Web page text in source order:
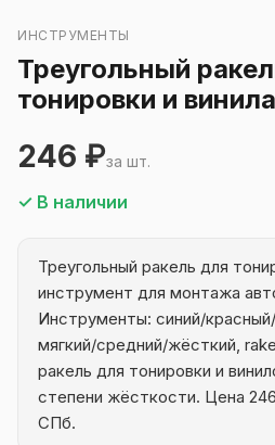
ИНСТРУМЕНТЫ
Треугольный
тонировки и винила
246 ₽за шт.
✓ В наличии
Треугольный ракель для
инструмент для монтажа
Инструменты: синий/
мягкий/средний/жёсткий,
ракель для тонировки и
степени жёсткости. Цена
СПб.